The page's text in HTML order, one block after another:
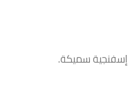
سميكة.